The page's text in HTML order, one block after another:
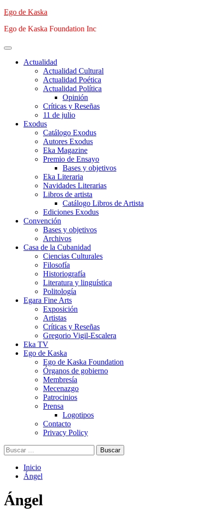
Saltar
contenido
Ego de Kaska
Ego de Kaska Foundation Inc
Menú
principalActualidad
Actualidad Cultural
Actualidad Poética
Actualidad Política
Opinión
Críticas y Reseñas
11 de julio
Exodus
Catálogo Exodus
Autores Exodus
Eka Magazine
Premio de Ensayo
Bases y objetivos
Eka Literaria
Navidades Literarias
Libros de artista
Catálogo Libros de Artista
Ediciones Exodus
Convención
Bases y objetivos
Archivos
Casa de la Cubanidad
Ciencias Culturales
Filosofía
Historiografía
Literatura y linguística
Politología
Egara Fine Arts
Exposición
Artistas
Críticas y Reseñas
Gregorio Vigil-Escalera
Eka TV
Ego de Kaska
Ego de Kaska Foundation
Órganos de gobierno
Membresía
Mecenazgo
Patrocinios
Prensa
Logotipos
Contacto
Privacy Policy
Buscar:
Inicio
Ángel
Ángel